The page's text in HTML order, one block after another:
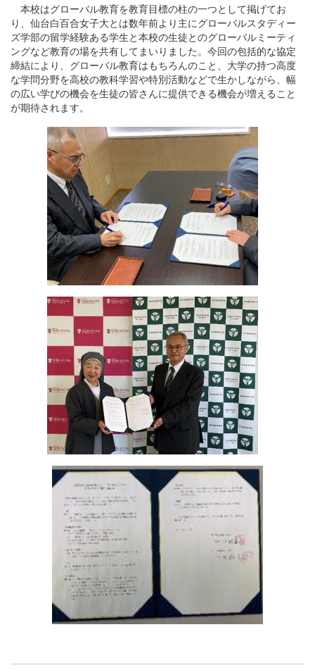
本校はグローバル教育を教育目標の柱の一つとして掲げてお
り、仙台白百合女子大とは数年前より主にグローバルスタディー
ズ学部の留学経験ある学生と本校の生徒とのグローバルミーティ
ングなど教育の場を共有してまいりました。今回の包括的な協定
締結により、グローバル教育はもちろんのこと、大学の持つ高度
な学問分野を高校の教科学習や特別活動などで生かしながら、幅
の広い学びの機会を生徒の皆さんに提供できる機会が増えること
が期待されます。